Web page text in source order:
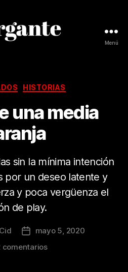
Menú
Categorías
HISTORIAS
una media
sin la mínima intención
por un deseo latente y
y poca vergüenza el
de play.
Fecha
de
mayo 5, 2020
comentariosen